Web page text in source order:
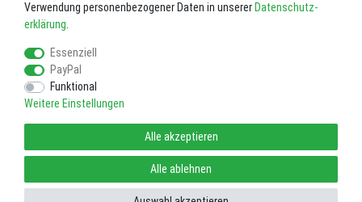
* inkl. ges. MwSt. zzgl. Versandkosten
Impressum
Widerrufs­recht Vertrag widerrufen
Verwendung personenbezogener Daten in unserer Daten­schutz­
erklärung
Essenziell
PayPal
Funktional
Weitere Einstellungen
Alle akzeptieren
Alle ablehnen